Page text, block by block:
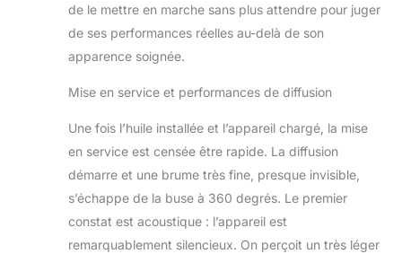
essentielles de
grande capacité
zones allant jusqu'à
rend idéal pour les
maisons, les
bureaux, les
plus encore.
Silencieux et
élégant : design
de le mettre en marche sans plus attendre pour juger
de ses performances réelles au-delà de son
apparence soignée.
Mise en service et performances de diffusion
Une fois l’huile installée et l’appareil chargé, la mise
en service est censée être rapide. La diffusion
démarre et une brume très fine, presque invisible,
s’échappe de la buse à 360 degrés. Le premier
constat est acoustique : l’appareil est
remarquablement silencieux. On perçoit un très léger